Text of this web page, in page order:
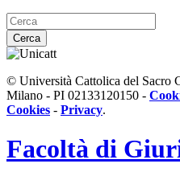
Cerca
© Università Cattolica del Sacro
Milano - PI 02133120150 -
Cookies - Privacy.
Facoltà di